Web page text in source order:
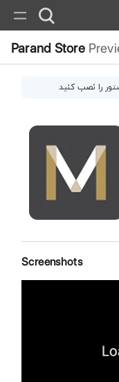
Parand Store
را نصب کنید
Screenshots